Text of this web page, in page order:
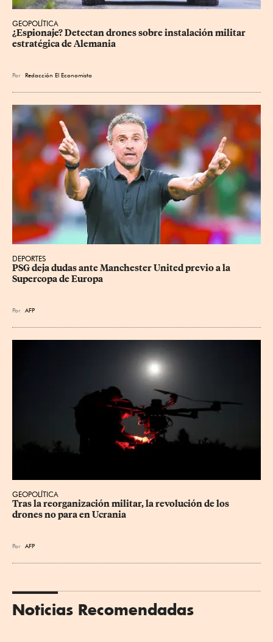
GEOPOLÍTICA
¿Espionaje? Detectan drones sobre instalación militar
estratégica de Alemania
Por Redacción El Economista
DEPORTES
PSG deja dudas ante Manchester United previo a la
Supercopa de Europa
Por AFP
GEOPOLÍTICA
Tras la reorganización militar, la revolución de los
drones no para en Ucrania
Por AFP
Noticias Recomendadas